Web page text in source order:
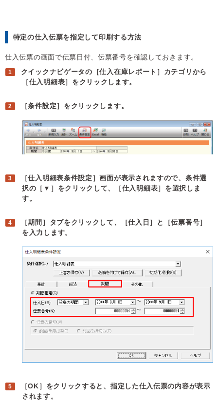
特定の仕入伝票を指定して印刷する方法
仕入伝票の画面で伝票日付、伝票番号を確認しておきます。
クイックナビゲータの［仕入在庫レポート］カテゴリから
［仕入明細表］をクリックします。
［条件設定］をクリックします。
［仕入明細表条件設定］画面が表示されますので、条件選
択の［▼］をクリックして、［仕入明細表］を選択しま
す。
［期間］タブをクリックして、［仕入日］と［伝票番号］
を入力します。
［OK］をクリックすると、指定した仕入伝票の内容が表示
されます。